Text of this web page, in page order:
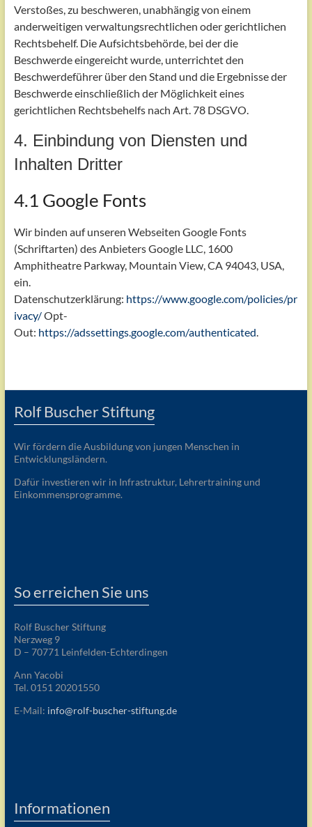
Verstoßes, zu beschweren, unabhängig von einem
anderweitigen verwaltungsrechtlichen oder gerichtlichen
Rechtsbehelf. Die Aufsichtsbehörde, bei der die
Beschwerde eingereicht wurde, unterrichtet den
Beschwerdeführer über den Stand und die Ergebnisse der
Beschwerde einschließlich der Möglichkeit eines
gerichtlichen Rechtsbehelfs nach Art. 78 DSGVO.
4. Einbindung von Diensten und
Inhalten Dritter
4.1 Google Fonts
Wir binden auf unseren Webseiten Google Fonts
(Schriftarten) des Anbieters Google LLC, 1600
Amphitheatre Parkway, Mountain View, CA 94043, USA,
ein.
Datenschutzerklärung: https://www.google.com/policies/pr
ivacy/Opt-
Out: https://adssettings.google.com/authenticated.
Rolf Buscher Stiftung
Wir fördern die Ausbildung von jungen Menschen in
Entwicklungsländern.
Dafür investieren wir in Infrastruktur, Lehrertraining und
Einkommensprogramme.
So erreichen Sie uns
Rolf Buscher Stiftung
Nerzweg 9
D – 70771 Leinfelden-Echterdingen
Ann Yacobi
Tel. 0151 20201550
E-Mail: info@rolf-buscher-stiftung.de
Informationen